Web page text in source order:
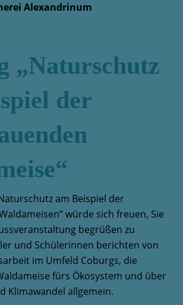
Alexandrinum
„Naturschutz
der
am Beispiel der
würde sich freuen, Sie
begrüßen zu
und Schülerinnen berichten von
im Umfeld Coburgs, die
fürs Ökosystem und über
Klimawandel allgemein.